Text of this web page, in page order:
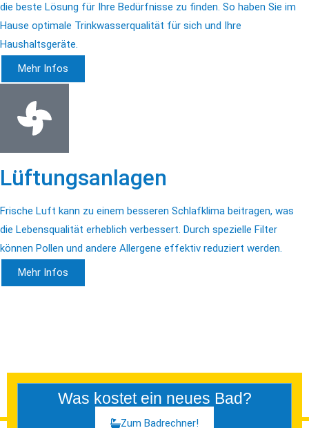
die beste Lösung für Ihre Bedürfnisse zu finden. So haben Sie im
Hause optimale Trinkwasserqualität für sich und Ihre
Haushaltsgeräte.
Mehr Infos
Lüftungsanlagen
Frische Luft kann zu einem besseren Schlafklima beitragen, was
die Lebensqualität erheblich verbessert. Durch spezielle Filter
können Pollen und andere Allergene effektiv reduziert werden.
Mehr Infos
Was kostet ein neues Bad?
Zum Badrechner!